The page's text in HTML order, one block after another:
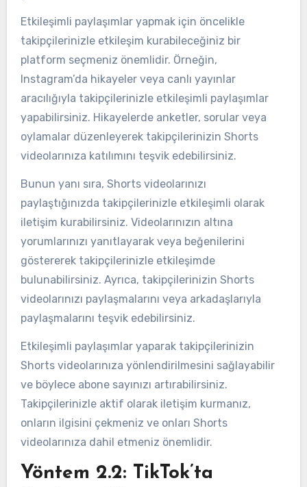
Etkileşimli paylaşımlar yapmak için öncelikle
takipçilerinizle etkileşim kurabileceğiniz bir
platform seçmeniz önemlidir. Örneğin,
Instagram’da hikayeler veya canlı yayınlar
aracılığıyla takipçilerinizle etkileşimli paylaşımlar
yapabilirsiniz. Hikayelerde anketler, sorular veya
oylamalar düzenleyerek takipçilerinizin Shorts
videolarınıza katılımını teşvik edebilirsiniz.
Bunun yanı sıra, Shorts videolarınızı
paylaştığınızda takipçilerinizle etkileşimli olarak
iletişim kurabilirsiniz. Videolarınızın altına
yorumlarınızı yanıtlayarak veya beğenilerini
göstererek takipçilerinizle etkileşimde
bulunabilirsiniz. Ayrıca, takipçilerinizin Shorts
videolarınızı paylaşmalarını veya arkadaşlarıyla
paylaşmalarını teşvik edebilirsiniz.
Etkileşimli paylaşımlar yaparak takipçilerinizin
Shorts videolarınıza yönlendirilmesini sağlayabilir
ve böylece abone sayınızı artırabilirsiniz.
Takipçilerinizle aktif olarak iletişim kurmanız,
onların ilgisini çekmeniz ve onları Shorts
videolarınıza dahil etmeniz önemlidir.
Yöntem 2.2: TikTok’ta